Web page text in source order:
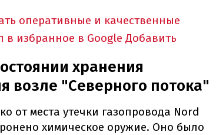
оперативные и качественные
в избранное в Google Добавить
хранения
возле "Северного потока"
от места утечки газопровода Nord
химическое оружие. Оно было